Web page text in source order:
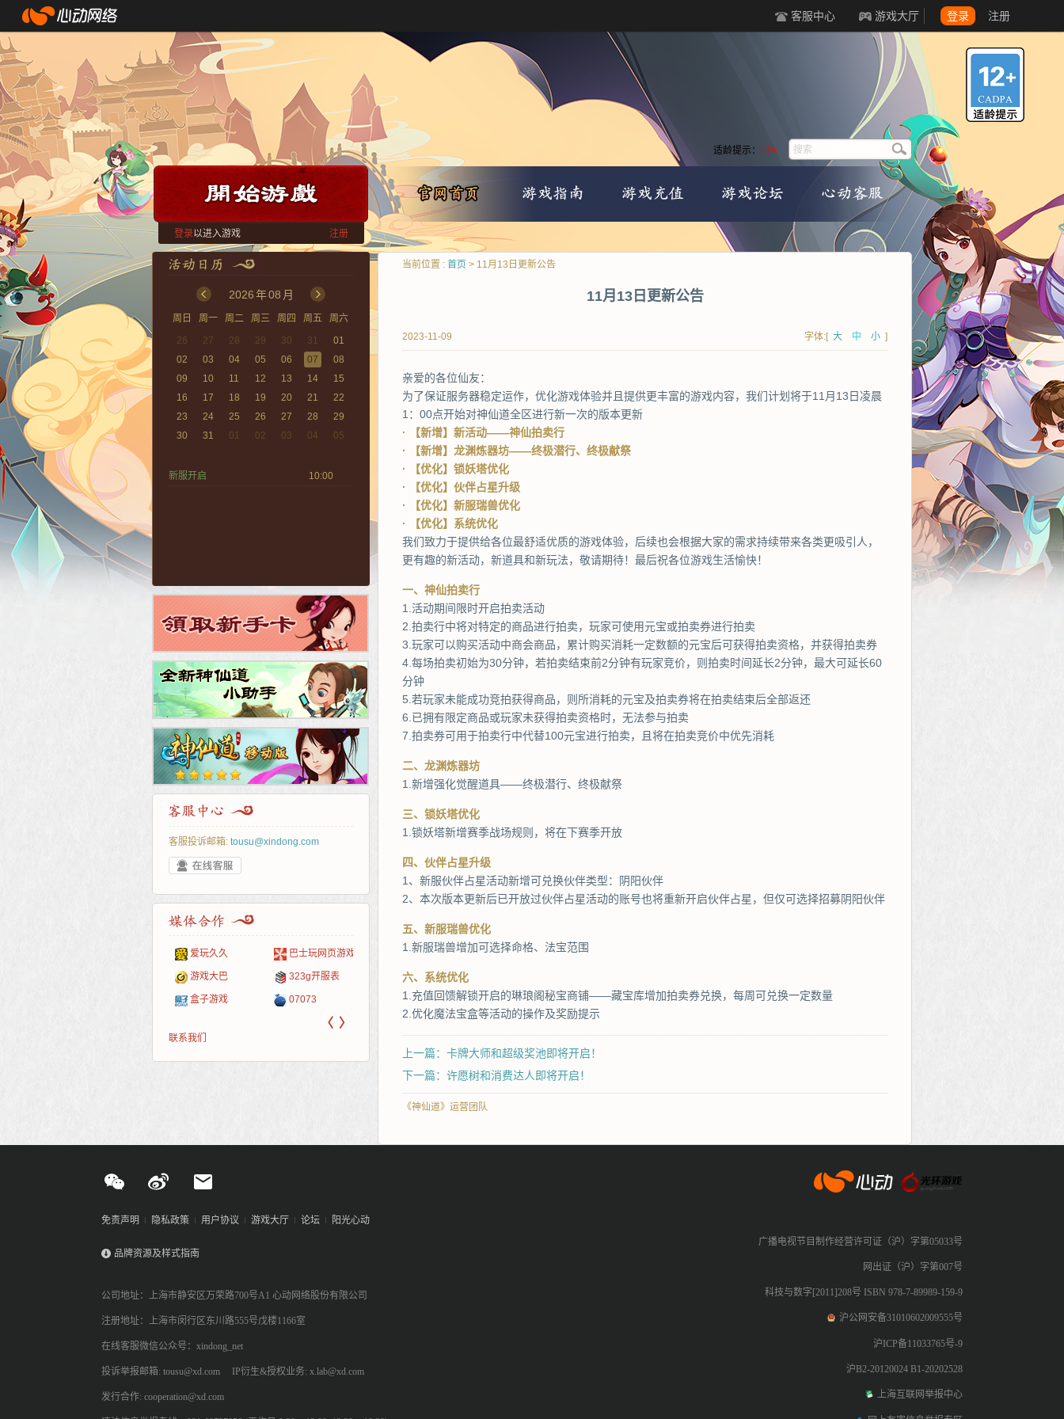
客服中心 游戏大厅 登录 注册
登录以进入游戏 注册
适龄提示： 12+
2026年08 月
周日 周一 周二 周三 周四 周五
周六
26
27 28 29 30 31
01
02
03 04 05 06 07
08
09
10 11 12 13 14
15
16
17 18 19 20 21
22
23
24 25 26 27 28
29
30
31 01 02 03 04 05
新服开启 10:00
客服投诉邮箱: tousu@xindong.com
爱玩久久 巴士玩网页游戏
游戏大巴 323g开服表
盒子游戏 07073
页游网
腾讯游戏
新浪页游 网易游戏
多玩
pcgame
Cwan
游一游
游侠网页游戏
5617网游网 一游网
开服网
斗蟹网页游戏
4q5q游戏
〈 〉
联系我们
当前位置 : 首页 > 11月13日更新公告
11月13日更新公告
2023-11-09 字体:[ 大 中 小 ]
亲爱的各位仙友：
为了保证服务器稳定运作，优化游戏体验并且提供更丰富的游戏内容，我们计划将于11月13日凌晨
1：00点开始对神仙道全区进行新一次的版本更新
· 【新增】新活动——神仙拍卖行
· 【新增】龙渊炼器坊——终极潜行、终极献祭
· 【优化】锁妖塔优化
· 【优化】伙伴占星升级
· 【优化】新服瑞兽优化
· 【优化】系统优化
我们致力于提供给各位最舒适优质的游戏体验，后续也会根据大家的需求持续带来各类更吸引人，
更有趣的新活动，新道具和新玩法，敬请期待！最后祝各位游戏生活愉快！
一、神仙拍卖行
1.活动期间限时开启拍卖活动
2.拍卖行中将对特定的商品进行拍卖，玩家可使用元宝或拍卖券进行拍卖
3.玩家可以购买活动中商会商品，累计购买消耗一定数额的元宝后可获得拍卖资格，并获得拍卖券
4.每场拍卖初始为30分钟，若拍卖结束前2分钟有玩家竞价，则拍卖时间延长2分钟，最大可延长60
分钟
5.若玩家未能成功竞拍获得商品，则所消耗的元宝及拍卖券将在拍卖结束后全部返还
6.已拥有限定商品或玩家未获得拍卖资格时，无法参与拍卖
7.拍卖券可用于拍卖行中代替100元宝进行拍卖，且将在拍卖竞价中优先消耗
二、龙渊炼器坊
1.新增强化觉醒道具——终极潜行、终极献祭
三、锁妖塔优化
1.锁妖塔新增赛季战场规则，将在下赛季开放
四、伙伴占星升级
1、新服伙伴占星活动新增可兑换伙伴类型：阴阳伙伴
2、本次版本更新后已开放过伙伴占星活动的账号也将重新开启伙伴占星，但仅可选择招募阴阳伙伴
五、新服瑞兽优化
1.新服瑞兽增加可选择命格、法宝范围
六、系统优化
1.充值回馈解锁开启的琳琅阁秘宝商铺——藏宝库增加拍卖券兑换，每周可兑换一定数量
2.优化魔法宝盒等活动的操作及奖励提示
上一篇：卡牌大师和超级奖池即将开启！
下一篇：许愿树和消费达人即将开启！
《神仙道》运营团队
免责声明 隐私政策 用户协议 游戏大厅 论坛 阳光心动
品牌资源及样式指南
公司地址：上海市静安区万荣路700号A1 心动网络股份有限公司
注册地址：上海市闵行区东川路555号戊楼1166室
在线客服微信公众号：xindong_net
投诉举报邮箱: tousu@xd.com IP衍生&授权业务: x.lab@xd.com
发行合作: cooperation@xd.com
广播电视节目制作经营许可证（沪）字第05033号
网出证（沪）字第007号
科技与数字[2011]208号 ISBN 978-7-89989-159-9
沪公网安备31010602009555号
沪ICP备11033765号-9
沪B2-20120024 B1-20202528
上海互联网举报中心
心动网络